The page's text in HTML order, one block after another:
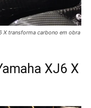
X transforma carbono em obra
XJ6 X